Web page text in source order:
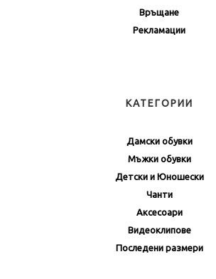
Връщане
Рекламации
КАТЕГОРИИ
Дамски обувки
Мъжки обувки
Детски и Юношески
Чанти
Аксесоари
Видеоклипове
Последени размери